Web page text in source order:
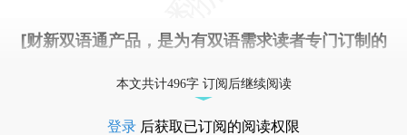
[财新双语通产品，是为有双语需求读者专门订制的
本文共计496字 订阅后继续阅读
登录 后获取已订阅的阅读权限